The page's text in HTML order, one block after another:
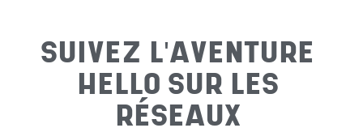
SUIVEZ L'AVENTURE
HELLO SUR LES
RÉSEAUX